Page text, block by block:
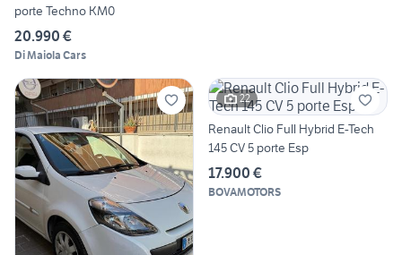
porte Techno KM0
20.990 €
Di Maiola Cars
22
Renault Clio Full Hybrid E-Tech
145 CV 5 porte Esp
17.900 €
BOVAMOTORS